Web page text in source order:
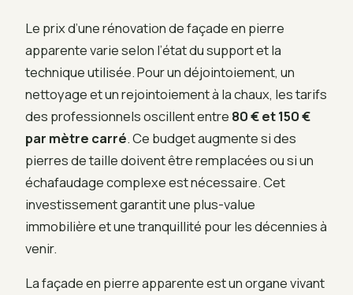
Le prix d’une rénovation de façade en pierre
apparente varie selon l’état du support et la
technique utilisée. Pour un déjointoiement, un
nettoyage et un rejointoiement à la chaux, les tarifs
des professionnels oscillent entre 80 € et 150 €
par mètre carré. Ce budget augmente si des
pierres de taille doivent être remplacées ou si un
échafaudage complexe est nécessaire. Cet
investissement garantit une plus-value
immobilière et une tranquillité pour les décennies à
venir.
La façade en pierre apparente est un organe vivant